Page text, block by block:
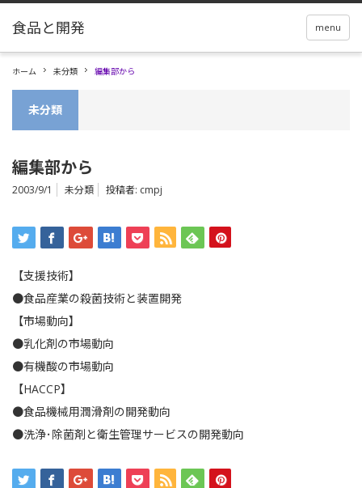
menu
ホーム 未分類 編集部から
未分類
編集部から
2003/9/1 未分類 投稿者: cmpj
【支援技術】
●食品産業の殺菌技術と装置開発
【市場動向】
●乳化剤の市場動向
●有機酸の市場動向
【HACCP】
●食品機械用潤滑剤の開発動向
●洗浄･除菌剤と衛生管理サービスの開発動向